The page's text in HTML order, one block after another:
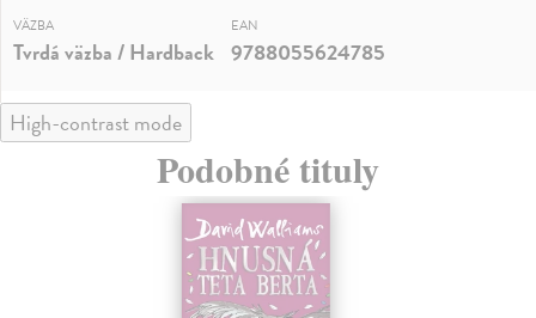
VÄZBA
Tvrdá väzba / Hardback
EAN
9788055624785
High-contrast mode
Podobné tituly